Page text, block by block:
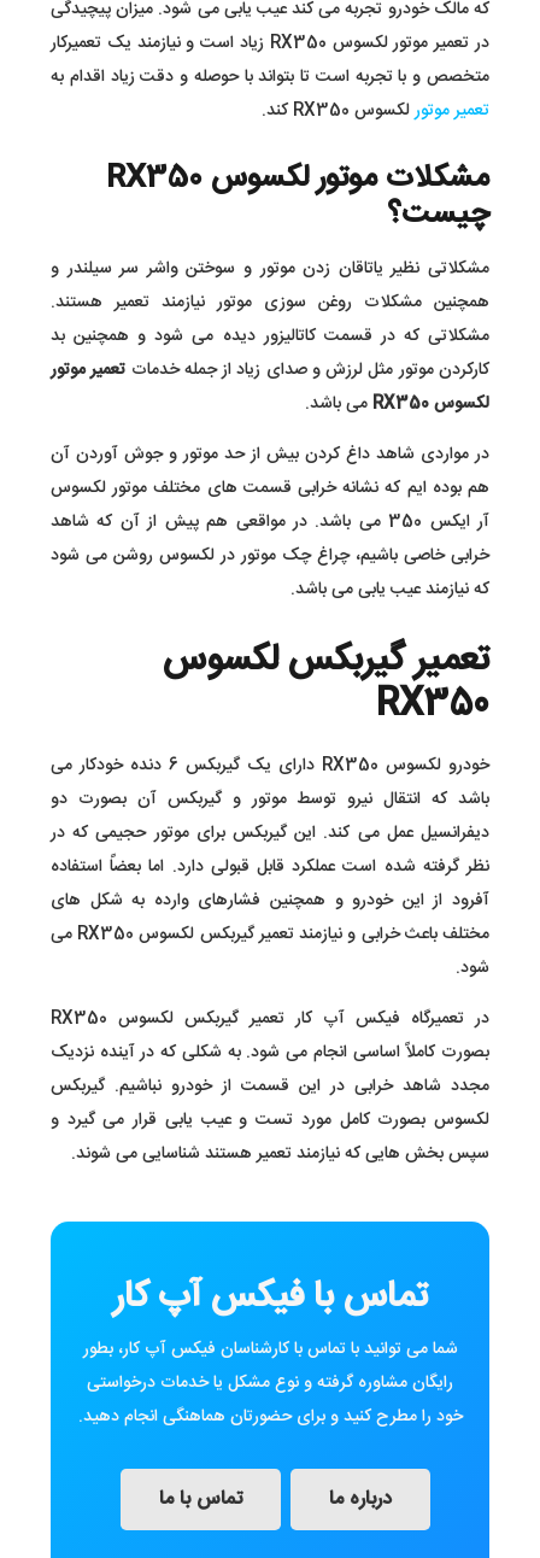
که مالک خودرو تجربه می کند عیب یابی می شود. میزان پیچیدگی
در تعمیر موتور لکسوس RX350 زیاد است و نیازمند یک تعمیرکار
متخصص و با تجربه است تا بتواند با حوصله و دقت زیاد اقدام به
تعمیر موتورلکسوس RX350 کند.
مشکلات موتور لکسوس RX350
چیست؟
مشکلاتی نظیر یاتاقان زدن موتور و سوختن واشر سر سیلندر و
همچنین مشکلات روغن سوزی موتور نیازمند تعمیر هستند.
مشکلاتی که در قسمت کاتالیزور دیده می شود و همچنین بد
کارکردن موتور مثل لرزش و صدای زیاد از جمله خدمات تعمیر موتور
لکسوس RX350
می باشد.
در مواردی شاهد داغ کردن بیش از حد موتور و جوش آوردن آن
هم بوده ایم که نشانه خرابی قسمت های مختلف موتور لکسوس
آر ایکس 350 می باشد. در مواقعی هم پیش از آن که شاهد
خرابی خاصی باشیم، چراغ چک موتور در لکسوس روشن می شود
که نیازمند عیب یابی می باشد.
تعمیر گیربکس لکسوس
RX350
خودرو لکسوس RX350 دارای یک گیربکس 6 دنده خودکار می
باشد که انتقال نیرو توسط موتور و گیربکس آن بصورت دو
دیفرانسیل عمل می کند. این گیربکس برای موتور حجیمی که در
نظر گرفته شده است عملکرد قابل قبولی دارد. اما بعضاً استفاده
آفرود از این خودرو و همچنین فشارهای وارده به شکل های
مختلف باعث خرابی و نیازمند تعمیر گیربکس لکسوس RX350 می
شود.
در تعمیرگاه فیکس آپ کار تعمیر گیربکس لکسوس RX350
بصورت کاملاً اساسی انجام می شود. به شکلی که در آینده نزدیک
مجدد شاهد خرابی در این قسمت از خودرو نباشیم. گیربکس
لکسوس بصورت کامل مورد تست و عیب یابی قرار می گیرد و
سپس بخش هایی که نیازمند تعمیر هستند شناسایی می شوند.
تماس با فیکس آپ کار
شما می توانید با تماس با کارشناسان فیکس آپ کار، بطور
رایگان مشاوره گرفته و نوع مشکل یا خدمات درخواستی
خود را مطرح کنید و برای حضورتان هماهنگی انجام دهید.
درباره ما تماس با ما